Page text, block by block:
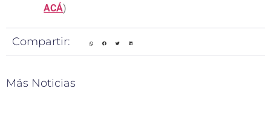
ACÁ)
Compartir:
Más Noticias